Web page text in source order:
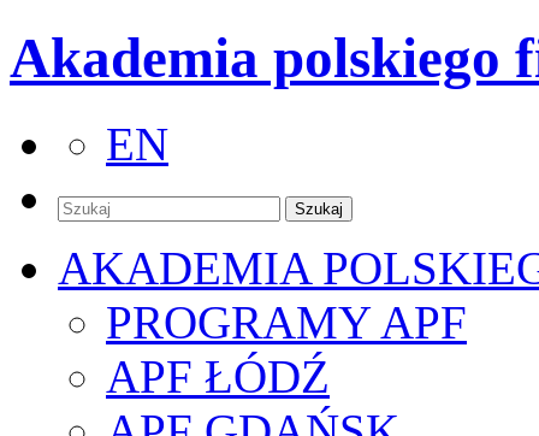
Akademia polskiego
EN
AKADEMIA
PROGRAMY APF
APF ŁÓDŹ